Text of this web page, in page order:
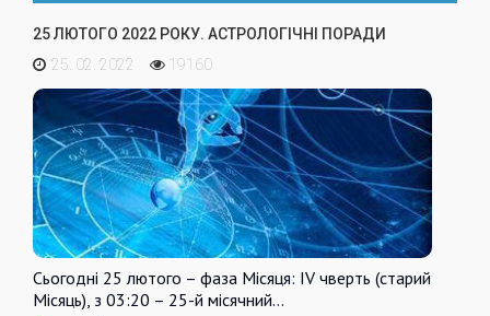
25 ЛЮТОГО 2022 РОКУ. АСТРОЛОГІЧНІ ПОРАДИ
25. 02. 2022
19160
Сьогодні 25 лютого – фаза Місяця: IV чверть (старий
Місяць), з 03:20 – 25-й місячний…